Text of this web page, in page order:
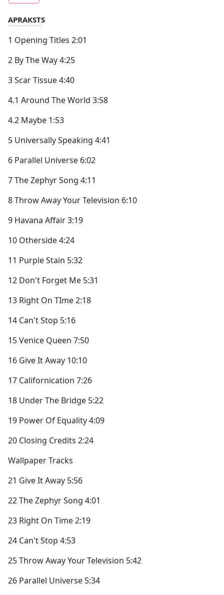
APRAKSTS
1 Opening Titles 2:01
2 By The Way4:25
3 Scar Tissue4:40
4.1 Around The World 3:58
4.2 Maybe 1:53
5 Universally Speaking 4:41
6 Parallel Universe 6:02
7 The Zephyr Song 4:11
8 Throw Away Your Television 6:10
9 Havana Affair3:19
10 Otherside4:24
11 Purple Stain 5:32
12 Don't Forget Me 5:31
13 Right On TIme2:18
14 Can't Stop 5:16
15 Venice Queen 7:50
16 Give It Away 10:10
17 Californication 7:26
18 Under The Bridge 5:22
19 Power Of Equality4:09
20 Closing Credits 2:24
Wallpaper Tracks
21 Give It Away 5:56
22 The Zephyr Song 4:01
23 Right On Time 2:19
24 Can't Stop 4:53
25 Throw Away Your Television 5:42
26 Parallel Universe 5:34